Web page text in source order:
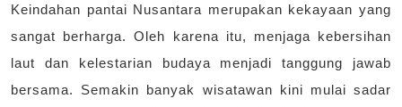
Keindahan pantai Nusantara merupakan kekayaan yang
sangat berharga. Oleh karena itu, menjaga kebersihan
laut dan kelestarian budaya menjadi tanggung jawab
bersama. Semakin banyak wisatawan kini mulai sadar